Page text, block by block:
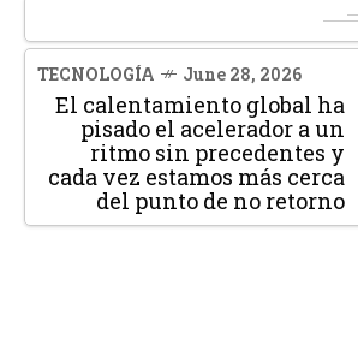
TECNOLOGÍA June 28, 2026
El calentamiento global ha
pisado el acelerador a un
ritmo sin precedentes y
cada vez estamos más cerca
del punto de no retorno